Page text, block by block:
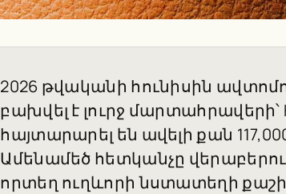
2026 թվականի հունիսին
բախվել է լուրջ մարտահրավերի՝
հայտարարել են ավելի քան
Ամենամեծ հետկանչը
որտեղ ուղևորի նստատեղի քաշի